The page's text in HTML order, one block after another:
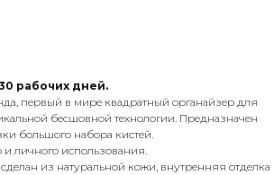
рабочих дней.
первый в мире квадратный органайзер для
бесшовной технологии. Предназначен
большого набора кистей.
личного использования.
из натуральной кожи, внутренняя отделка